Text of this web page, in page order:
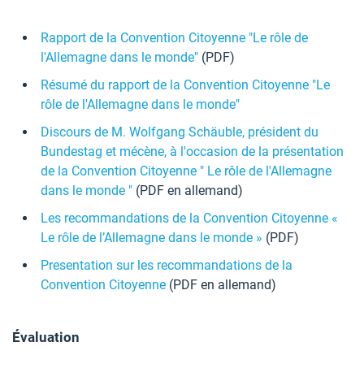
Rapport de la Convention Citoyenne "Le rôle de
l'Allemagne dans le monde" (PDF)
Résumé du rapport de la Convention Citoyenne "Le
rôle de l'Allemagne dans le monde"
Discours de M. Wolfgang Schäuble, président du
Bundestag et mécène, à l'occasion de la présentation
de la Convention Citoyenne " Le rôle de l'Allemagne
dans le monde " (PDF en allemand)
Les recommandations de la Convention Citoyenne «
Le rôle de l’Allemagne dans le monde » (PDF)
Presentation sur les recommandations de la
Convention Citoyenne (PDF en allemand)
Évaluation